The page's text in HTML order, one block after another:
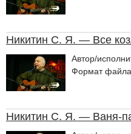
Никитин С. Я. — Все
Автор/
Формат
Никитин С. Я. — Ваня-